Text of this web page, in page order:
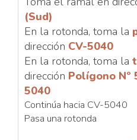
(Sud)
En la rotonda, toma la
dirección CV-5040
En la rotonda, toma la
dirección Polígono Nº
5040
Continúa hacia CV-5040
Pasa una rotonda